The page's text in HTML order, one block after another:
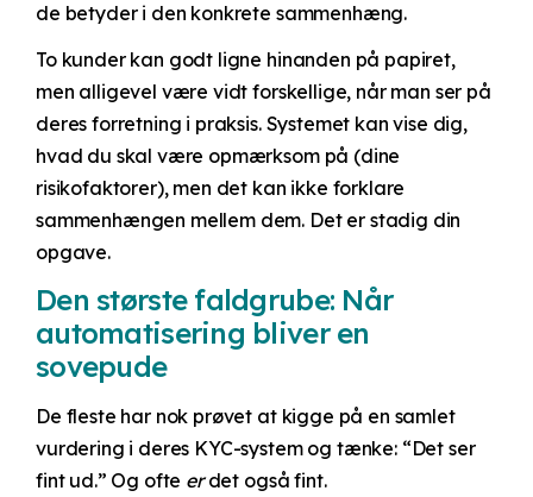
de betyder i den konkrete sammenhæng.
To kunder kan godt ligne hinanden på papiret,
men alligevel være vidt forskellige, når man ser på
deres forretning i praksis. Systemet kan vise dig,
hvad du skal være opmærksom på (dine
risikofaktorer), men det kan ikke forklare
sammenhængen mellem dem. Det er stadig din
opgave.
Den største faldgrube: Når
automatisering bliver en
sovepude
De fleste har nok prøvet at kigge på en samlet
vurdering i deres KYC-system og tænke: “Det ser
fint ud.” Og ofte erdet også fint.